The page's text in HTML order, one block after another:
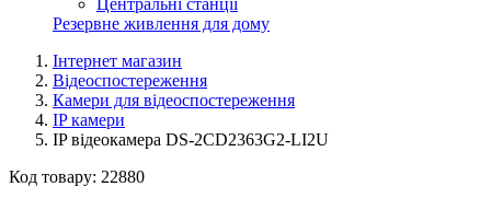
Резервне живлення для дому
Інтернет магазин
Відеоспостереження
Камери для відеоспостереження
IP камери
IP відеокамера DS-2CD2363G2-LI2U
Код товару: 22880